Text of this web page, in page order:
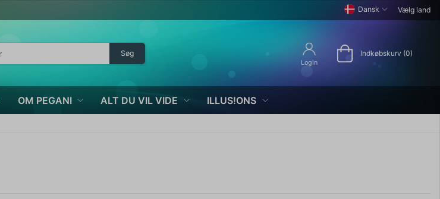
Dansk Vælg land
Søg
Login
Indkøbskurv (0)
OM PEGANI ALT DU VIL VIDE ILLUS!ONS